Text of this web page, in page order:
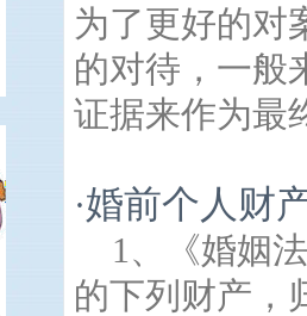
为了更好的对
的对待，一般
证据来作为最
·婚前个人财
1、《婚姻
的下列财产，